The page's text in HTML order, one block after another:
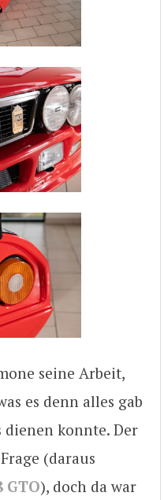
seine Arbeit,
es denn alles gab
dienen konnte. Der
(daraus
GTO), doch da war